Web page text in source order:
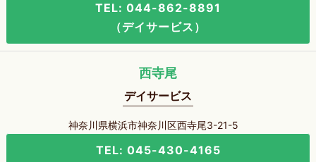
TEL: 044-862-8891
（デイサービス）
西寺尾
デイサービス
神奈川県横浜市神奈川区西寺尾3-21-5
TEL: 045-430-4165